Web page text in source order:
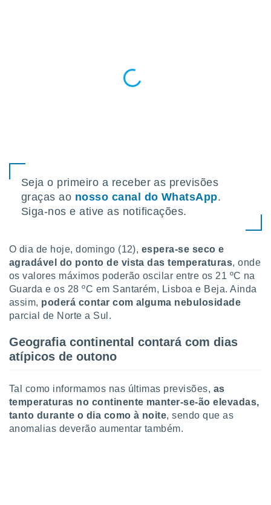
cookies,
a
site
caso,
de que
navegação
não
ou
Seja o primeiro a receber as previsões
graças ao nosso canal do WhatsApp.
Siga-nos e ative as notificações.
O dia de hoje, domingo (12), espera-se seco e
agradável do ponto de vista das temperaturas, onde
os valores máximos poderão oscilar entre os 21 ºC na
Guarda e os 28 ºC em Santarém, Lisboa e Beja. Ainda
assim, poderá contar com alguma nebulosidade
parcial de Norte a Sul.
Geografia continental contará com dias
atípicos de outono
Tal como informamos nas últimas previsões, as
temperaturas no continente manter-se-ão elevadas,
tanto durante o dia como à noite, sendo que as
anomalias deverão aumentar também.